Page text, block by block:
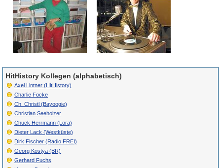
HitHistory Kollegen (alphabetisch)
Axel Lintner (HitHistory)
Charlie Focke
Ch. Christl (Bayoogie)
Christian Seeholzer
Chuck Herrmann (Lora)
Dieter Lack (Westküste)
Dirk Fischer (Radio FREI)
Georg Kostya (BR)
Gerhard Fuchs